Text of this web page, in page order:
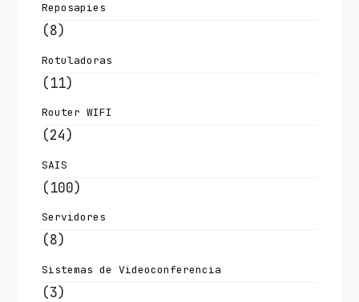
Reposapies
(8)
Rotuladoras
(11)
Router WIFI
(24)
SAIS
(100)
Servidores
(8)
Sistemas de Videoconferencia
(3)